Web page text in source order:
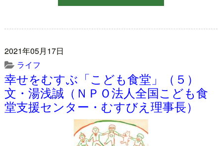
2021年05月17日
ライフ
幸せをむすぶ「こども食堂」（５）
文・湯浅誠（ＮＰＯ法人全国こども食
堂支援センター・むすびえ理事長）